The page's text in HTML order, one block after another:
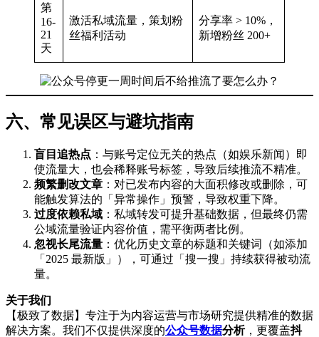
第
16-
21
天
激活私域流量，策划粉
丝福利活动
分享率 > 10%，
新增粉丝 200+
六、常见误区与避坑指南
盲目追热点 ：与账号定位无关的热点（如娱乐新闻）即
使流量大，也会稀释账号标签，导致后续推流不精准。
频繁删改文章 ：对已发布内容的大面积修改或删除，可
能触发算法的「异常操作」预警，导致权重下降。
过度依赖私域 ：私域转发可提升基础数据，但最终仍需
公域流量验证内容价值，需平衡两者比例。
忽视长尾流量 ：优化历史文章的标题和关键词（如添加
「2025 最新版」），可通过「搜一搜」持续获得被动流
量。
关于我们
【极致了数据】专注于为内容运营与市场研究提供精准的数据
解决方案。我们不仅提供深度的公众号数据分析，更覆盖抖